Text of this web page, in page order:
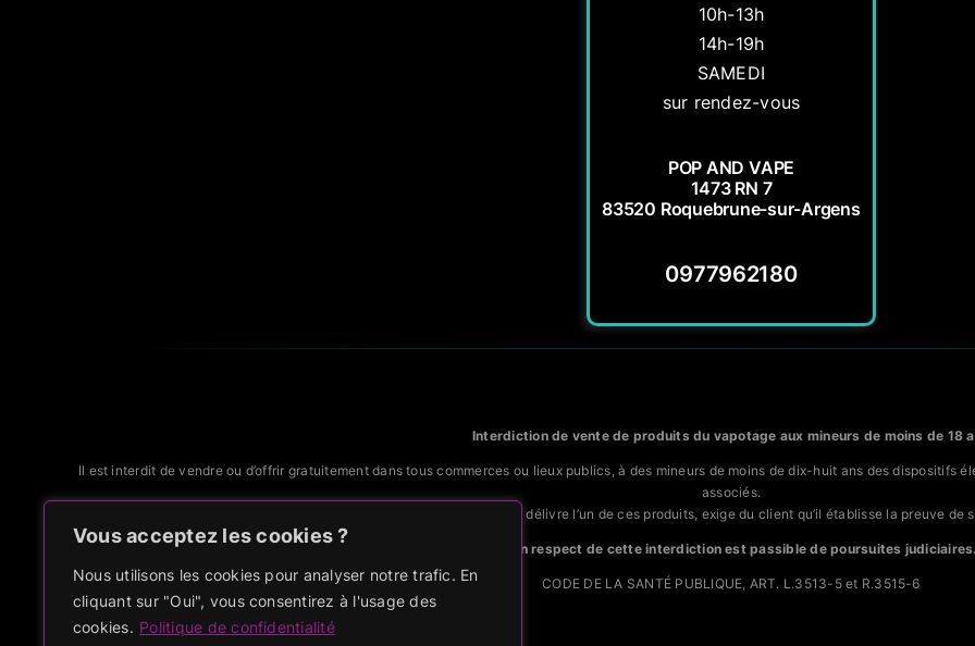
Vous acceptez les cookies ?
Nous utilisons les cookies pour analyser notre trafic. En
cliquant sur "Oui", vous consentirez à l'usage des
cookies. Politique de confidentialité
10h-13h
14h-19h
SAMEDI
sur rendez-vous
POP AND VAPE
1473 RN 7
83520 Roquebrune-sur-Argens
0977962180
Interdiction de vente de produits du vapotage aux mineurs de moins de 18
Il est interdit de vendre ou d’offrir gratuitement dans tous commerces ou lieux publics, à des mineurs de moins de dix-huit ans des dispositifs
associés.
La personne qui délivre l’un de ces produits, exige du client qu’il établisse la preuve de
Le non respect de cette interdiction est passible de poursuites
CODE DE LA SANTÉ PUBLIQUE, ART. L.3513-5 et R.3515-6